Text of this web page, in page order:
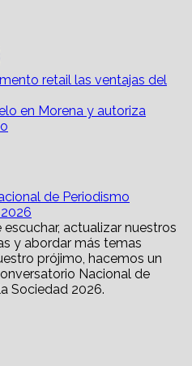
on
retail las ventajas del
en Morena y autoriza
de Periodismo